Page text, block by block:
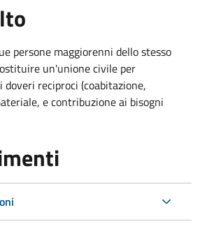
persone maggiorenni dello stesso
un'unione civile per
reciproci (coabitazione,
e contribuzione ai bisogni